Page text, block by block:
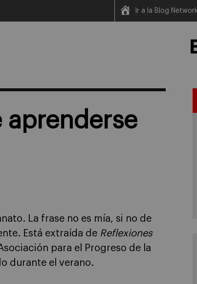
Ir a la Blog
aprenderse
La frase no es mía, si no de
Está extraída de Reflexiones
para el Progreso de la
durante el verano.